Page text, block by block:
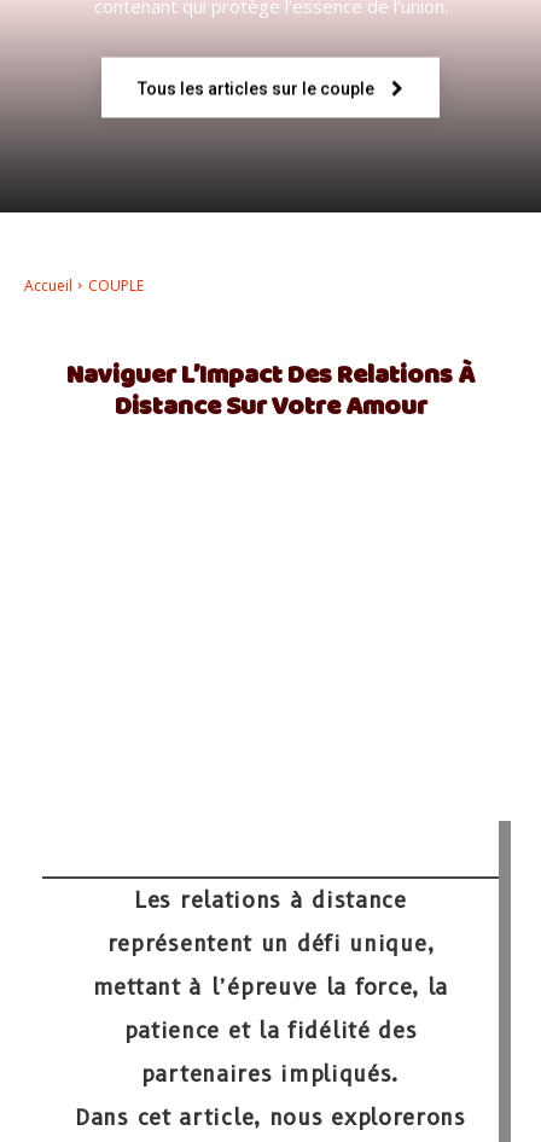
–
contenant qui protège l’essence de l’union.
Tous les articles sur le couple
Accueil COUPLE
Naviguer L’Impact Des Relations À
Distance Sur Votre Amour
Les relations à distance
représentent un défi unique,
mettant à l’épreuve la force, la
patience et la fidélité des
partenaires impliqués.
Dans cet article, nous explorerons